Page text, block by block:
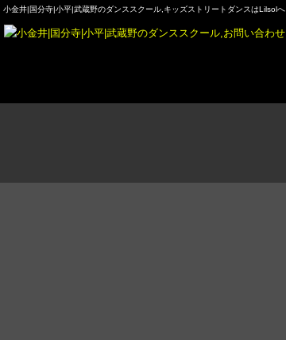
小金井|国分寺|小平|武蔵野のダンススクール,キッズストリートダンスはLilsolへ